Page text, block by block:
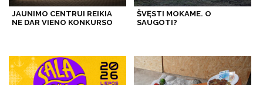
JAUNIMO CENTRUI REIKIA
NE DAR VIENO KONKURSO
ŠVĘSTI MOKAME. O
SAUGOTI?